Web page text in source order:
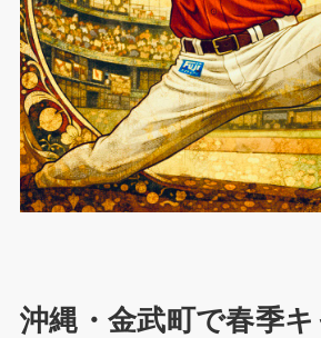
沖縄・金武町で春季